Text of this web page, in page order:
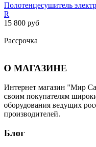
Полотенцесушитель
R
15 800 руб
Рассрочка
О МАГАЗИНЕ
Интернет магазин "Мир
своим покупателям
оборудования ведущих
производителей.
Блог